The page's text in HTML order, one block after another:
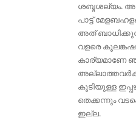
ശബ്ദശല്യം.
പാട്ട്
അത്
വളരെ
കാര്യമാണേ
കൂടിയുള്ള
തെക്കന്നും
ഇല്ല.